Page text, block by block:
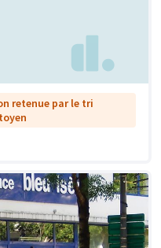
retenue par le tri